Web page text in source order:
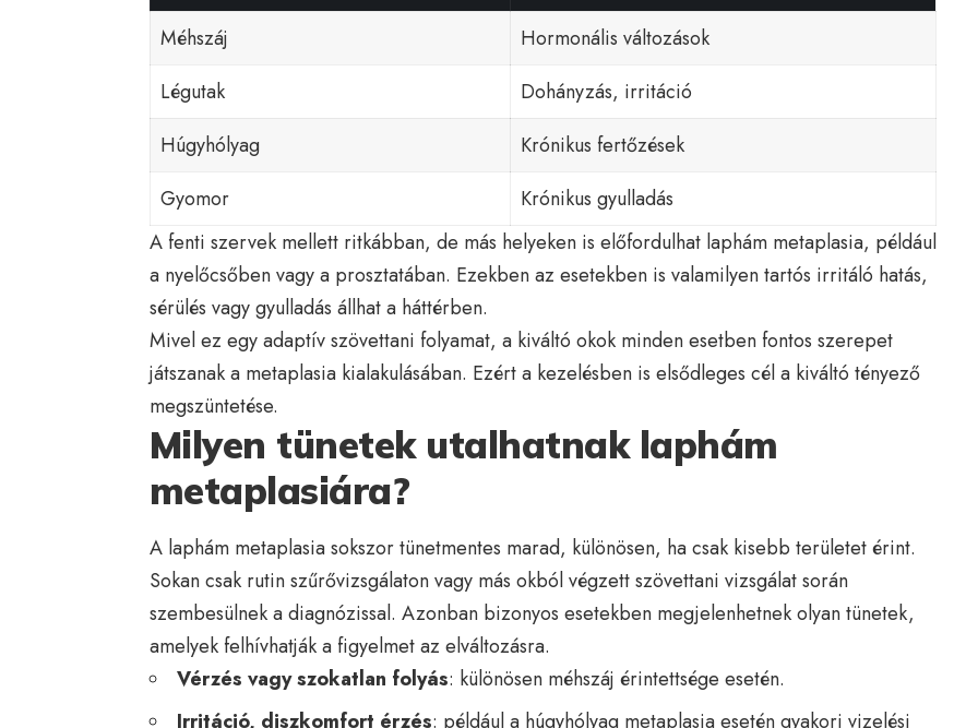
Méhszáj
Hormonális változások
Légutak
Dohányzás, irritáció
Húgyhólyag
Krónikus fertőzések
Gyomor
Krónikus gyulladás
A fenti szervek mellett ritkábban, de más helyeken is előfordulhat laphám metaplasia, például
a nyelőcsőben vagy a prosztatában. Ezekben az esetekben is valamilyen tartós irritáló hatás,
sérülés vagy gyulladás állhat a háttérben.
Mivel ez egy adaptív szövettani folyamat, a kiváltó okok minden esetben fontos szerepet
játszanak a metaplasia kialakulásában. Ezért a kezelésben is elsődleges cél a kiváltó tényező
megszüntetése.
Milyen tünetek utalhatnak laphám
metaplasiára?
A laphám metaplasia sokszor tünetmentes marad, különösen, ha csak kisebb területet érint.
Sokan csak rutin szűrővizsgálaton vagy más okból végzett szövettani vizsgálat során
szembesülnek a diagnózissal. Azonban bizonyos esetekben megjelenhetnek olyan tünetek,
amelyek felhívhatják a figyelmet az elváltozásra.
Vérzés vagy szokatlan folyás: különösen méhszáj érintettsége esetén.
Irritáció, diszkomfort érzés: például a húgyhólyag metaplasia esetén gyakori vizelési